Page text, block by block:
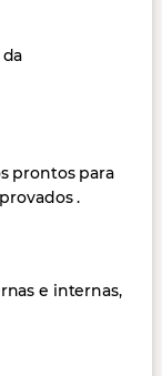
prontos para
.
e internas,